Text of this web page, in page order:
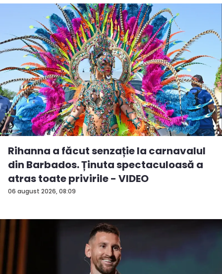
06 august 2026, 08:09
Rihanna a făcut senzație la carnavalul
din Barbados. Ținuta spectaculoasă a
atras toate privirile - VIDEO